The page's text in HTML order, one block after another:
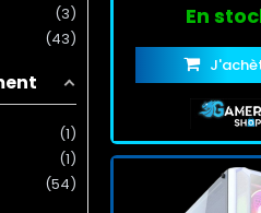
3
43
1
1
54
En